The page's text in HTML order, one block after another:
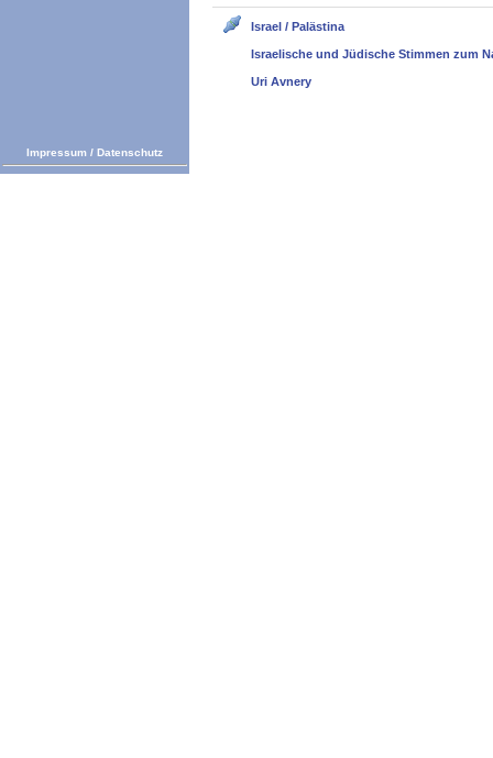
Israel / Palästina
Israelische und Jüdische Stimmen zum
Uri Avnery
Impressum / Datenschutz